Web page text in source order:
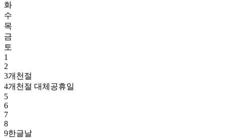
화
수
목
금
토
1
2
3개천절
4개천절 대체공휴일
5
6
7
8
9한글날